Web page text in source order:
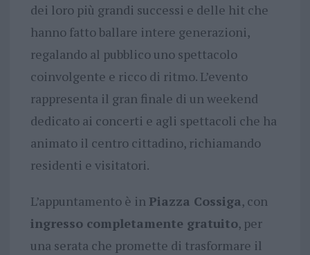
dei loro più grandi successi e delle hit che
hanno fatto ballare intere generazioni,
regalando al pubblico uno spettacolo
coinvolgente e ricco di ritmo. L’evento
rappresenta il gran finale di un weekend
dedicato ai concerti e agli spettacoli che ha
animato il centro cittadino, richiamando
residenti e visitatori.
L’appuntamento è in Piazza Cossiga, con
ingresso completamente gratuito, per
una serata che promette di trasformare il